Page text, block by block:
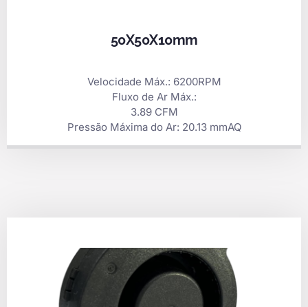
50X50X10mm
Velocidade Máx.: 6200RPM
Fluxo de Ar Máx.:
3.89 CFM
Pressão Máxima do Ar: 20.13 mmAQ